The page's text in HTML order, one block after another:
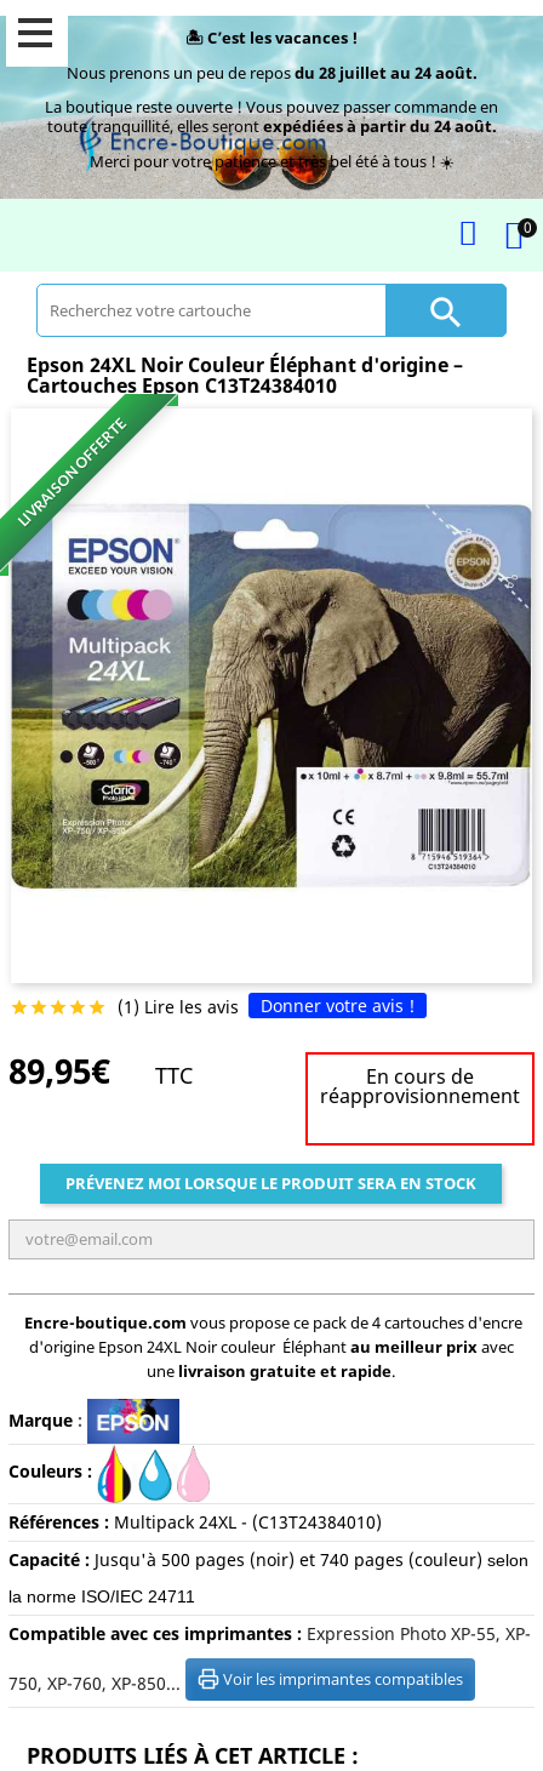
🏝️ C’est les vacances !
Nous prenons un peu de reposdu 28 juillet au 24 août.
La boutique reste ouverte ! Vous pouvez passer commande en
toute tranquillité, elles serontexpédiées à partir du 24 août.
Merci pour votre patience et très bel été à tous ! ☀️
0

Epson 24XL Noir Couleur Éléphant d'origine –
Cartouches Epson C13T24384010
LIVRAISON OFFERTE
 (1) Lire les avis Donner votre avis !
89,95€ TTC En cours de
réapprovisionnement
PRÉVENEZ MOI LORSQUE LE PRODUIT SERA EN STOCK
Encre-boutique.com vous propose ce pack de 4 cartouches d'encre
d'origine Epson 24XL Noir couleur Éléphantau meilleur prixavec
une livraison gratuite et rapide.
Marque:
Couleurs :
Références : Multipack 24XL - (C13T24384010)
Capacité : Jusqu'à 500 pages (noir) et 740 pages (couleur) selon
la norme ISO/IEC 24711
Compatible avec ces imprimantes : Expression Photo XP-55, XP-
750, XP-760, XP-850... Voir les imprimantes compatibles
PRODUITS LIÉS À CET ARTICLE :